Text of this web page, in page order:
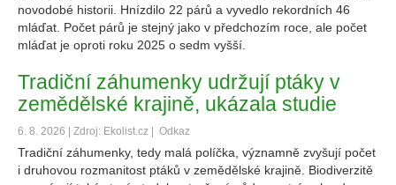
novodobé historii. Hnízdilo 22 párů a vyvedlo rekordních 46
mláďat. Počet párů je stejný jako v předchozím roce, ale počet
mláďat je oproti roku 2025 o sedm vyšší.
Tradiční záhumenky udržují ptáky v
zemědělské krajině, ukázala studie
6. 8. 2026 | Zdroj: Ekolist.cz | Odkaz
Tradiční záhumenky, tedy malá políčka, významně zvyšují počet
i druhovou rozmanitost ptáků v zemědělské krajině. Biodiverzitě